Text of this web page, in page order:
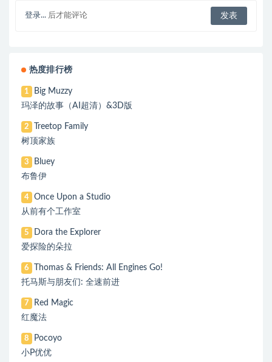
登录... 后才能评论
热度排行榜
1
Big Muzzy
玛泽的故事（AI超清）&3D版
2
Treetop Family
树顶家族
3
Bluey
布鲁伊
4
Once Upon a Studio
从前有个工作室
5
Dora the Explorer
爱探险的朵拉
6
Thomas & Friends: All Engines Go!
托马斯与朋友们: 全速前进
7
Red Magic
红魔法
8
Pocoyo
小P优优